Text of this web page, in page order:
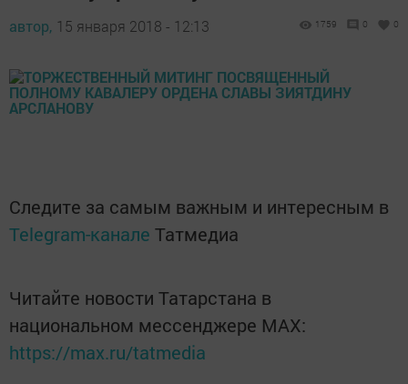
автор, 15 января 2018 - 12:13 1759 0 0
Следите за самым важным и интересным в
Telegram-канале Татмедиа
Читайте новости Татарстана в
национальном мессенджере MАХ:
https://max.ru/tatmedia